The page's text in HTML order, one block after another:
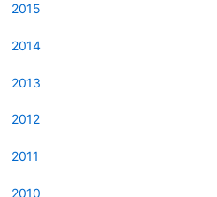
2015
2014
2013
2012
2011
2010